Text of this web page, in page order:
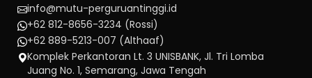
info@mutu-perguruantinggi.id
+62 812-8656-3234 (Rossi)
+62 889-5213-007 (Althaaf)
Komplek Perkantoran Lt. 3 UNISBANK, Jl. Tri Lomba
Juang No. 1, Semarang, Jawa Tengah